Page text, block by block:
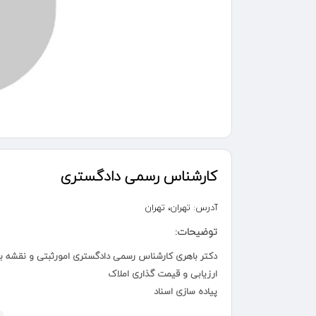
کارشناس رسمی دادگستری
آدرس: تهران، تهران
توضیحات:
دکتر باهری کارشناس رسمی دادگستری امورثبتی و نقشه
ارزیابی و قیمت گذاری املاک
پیاده سازی اسناد